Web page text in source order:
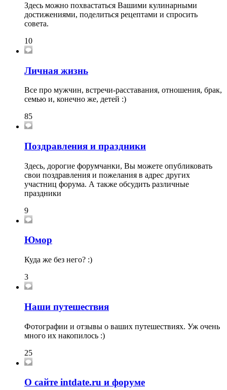
Здесь можно похвастаться Вашими кулинарными
достижениями, поделиться рецептами и спросить
совета.
10
Личная жизнь
Все про мужчин, встречи-расставания, отношения, брак,
семью и, конечно же, детей :)
85
Поздравления и праздники
Здесь, дорогие форумчанки, Вы можете опубликовать
свои поздравления и пожелания в адрес других
участниц форума. А также обсудить различные
праздники
9
Юмор
Куда же без него? :)
3
Наши путешествия
Фотографии и отзывы о ваших путешествиях. Уж очень
много их накопилось :)
25
О сайте intdate.ru и форуме